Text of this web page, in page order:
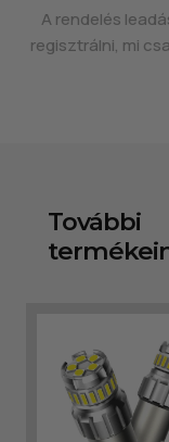
A rendelés
regisztrálni, mi
További